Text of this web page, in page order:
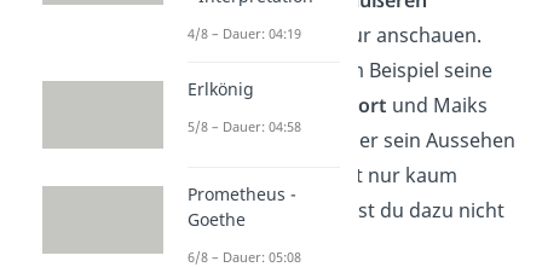
Merkmaleder Figur anschauen.
Dazu gehören zum Beispiel seine
Familie
Wohnort und Maiks
Schullaufbahn
. Über sein Aussehen
erfährst du im Text nur kaum
etwas, daher kannst du dazu nicht
viel schreiben.
4/8 – Dauer: 04:19
Erlkönig
5/8 – Dauer: 04:58
Prometheus -
Goethe
6/8 – Dauer: 05:08